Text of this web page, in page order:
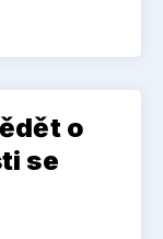
ve
jeho funkce
přichází
zákazníka.
o
se